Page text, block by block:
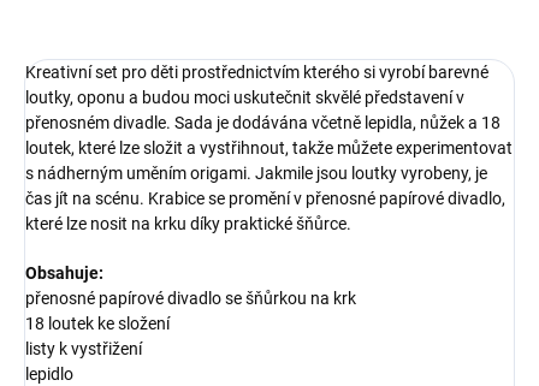
Kreativní set pro děti prostřednictvím kterého si vyrobí barevné
loutky, oponu a budou moci uskutečnit skvělé představení v
přenosném divadle. Sada je dodávána včetně lepidla, nůžek a 18
loutek, které lze složit a vystřihnout, takže můžete experimentovat
s nádherným uměním origami. Jakmile jsou loutky vyrobeny, je
čas jít na scénu. Krabice se promění v přenosné papírové divadlo,
které lze nosit na krku díky praktické šňůrce.
Obsahuje:
přenosné papírové divadlo se šňůrkou na krk
18 loutek ke složení
listy k vystřižení
lepidlo